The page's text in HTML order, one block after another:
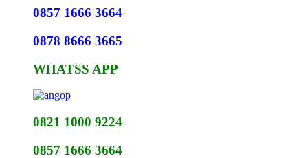
0857 1666 3664
0878 8666 3665
WHATSS APP
0821 1000 9224
0857 1666 3664